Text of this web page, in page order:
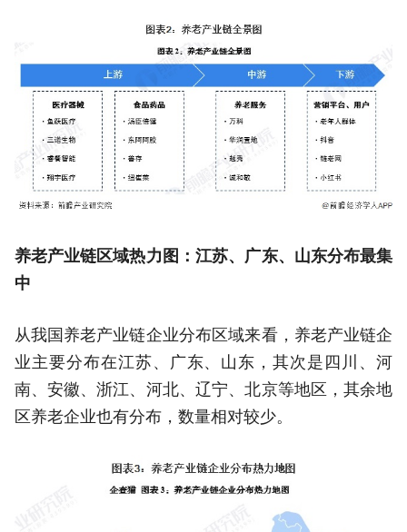
养老产业链区域热力图：江苏、广东、山东分布最集
中
从我国养老产业链企业分布区域来看，养老产业链企
业主要分布在江苏、广东、山东，其次是四川、河
南、安徽、浙江、河北、辽宁、北京等地区，其余地
区养老企业也有分布，数量相对较少。